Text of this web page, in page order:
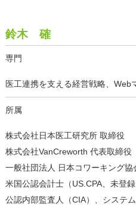
鈴木 確
専門
医工連携を支える経営戦略、Web
所属
株式会社日本医工研究所 取締役
株式会社VanCreworth 代表取締役
一般社団法人 日本コワーキング協
米国公認会計士（US.CPA、未登録
公認内部監査人（CIA）、システ